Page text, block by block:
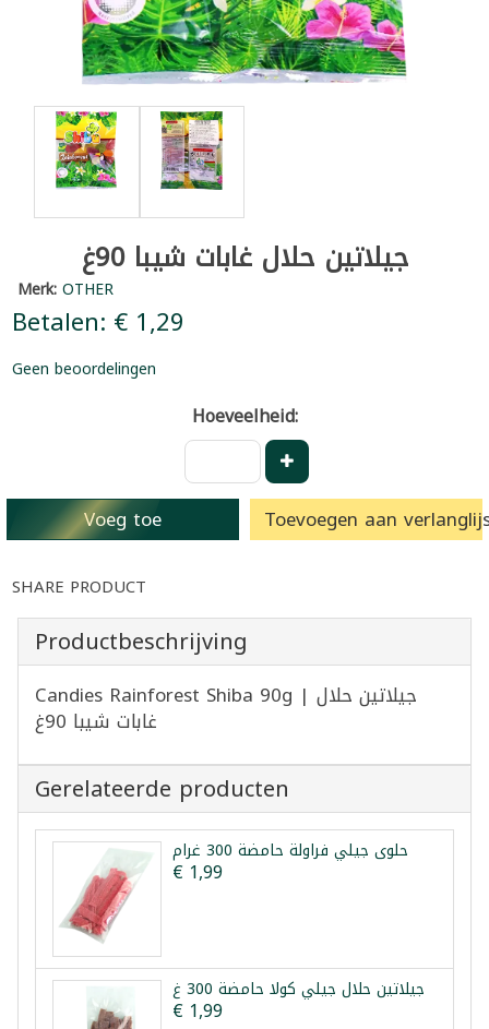
جيلاتين حلال غابات شيبا 90غ
Merk:OTHER
Betalen: € 1,29
Geen beoordelingen
Hoeveelheid:
Voeg toe Toevoegen aan
SHARE PRODUCT
Productbeschrijving
Candies Rainforest Shiba 90g | جيلاتين حلال
غابات شيبا 90غ
Gerelateerde producten
حلوى جيلي فراولة حامضة 300 غرام
€ 1,99
جيلاتين حلال جيلي كولا حامضة 300 غ
€ 1,99